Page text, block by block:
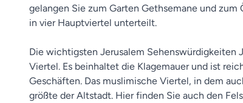
gelangen Sie zum Garten Gethsemane und zum
in vier Hauptviertel unterteilt.
Die wichtigsten Jerusalem Sehenswürdigkeiten
Viertel. Es beinhaltet die Klagemauer und ist
Geschäften. Das muslimische Viertel, in dem
größte der Altstadt. Hier finden Sie auch den